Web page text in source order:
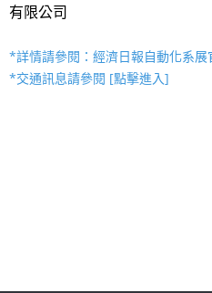
有限公司
*詳情請參閱：經濟日報自動化系
*交通訊息請參閱 [點擊進入]